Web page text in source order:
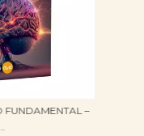
FUNDAMENTAL –